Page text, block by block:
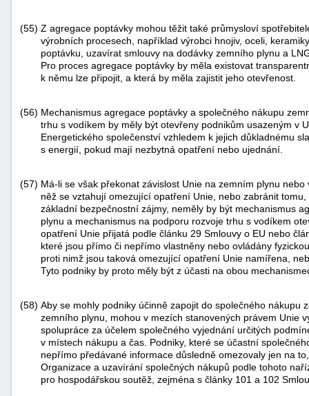
(55) Z agregace poptávky mohou těžit také průmysloví
výrobních procesech, například výrobci hnojiv, oceli,
poptávku, uzavírat smlouvy na dodávky zemního plynu a
Pro proces agregace poptávky by měla existovat
k němu lze připojit, a která by měla zajistit jeho otevřenost.
(56) Mechanismus agregace poptávky a společného nákupu
trhu s vodíkem by měly být otevřeny podnikům usazeným v
Energetického společenství vzhledem k jejich důkladnému
s energií, pokud mají nezbytná opatření nebo ujednání.
(57) Má-li se však překonat závislost Unie na zemním plynu
něž se vztahují omezující opatření Unie, nebo zabránit
základní bezpečnostní zájmy, neměly by být mechanismus
plynu a mechanismus na podporu rozvoje trhu s vodíkem
opatření Unie přijatá podle článku 29 Smlouvy o EU nebo
které jsou přímo či nepřímo vlastněny nebo ovládány
proti nimž jsou taková omezující opatření Unie namířena,
Tyto podniky by proto měly být z účasti na obou
(58) Aby se mohly podniky účinně zapojit do společného nákupu
zemního plynu, mohou v mezích stanovených právem Unie
spolupráce za účelem společného vyjednání určitých
v místech nákupu a čas. Podniky, které se účastní
nepřímo předávané informace důsledně omezovaly jen na
Organizace a uzavírání společných nákupů podle tohoto
pro hospodářskou soutěž, zejména s články 101 a 102